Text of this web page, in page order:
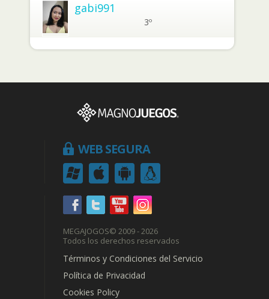
gabi991
3º
WEB SEGURA
MEGAJOGOS© 2009 - 2026
Todos los derechos reservados
Términos y Condiciones del Servicio
Política de Privacidad
Cookies Policy